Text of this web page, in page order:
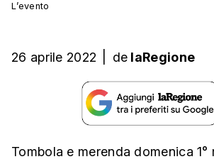
L’evento
26 aprile 2022 de laRegione
Tombola e merenda domenica 1°